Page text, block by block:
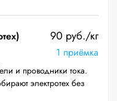
90 руб./кг
1 приёмка
и проводники тока.
электротех без